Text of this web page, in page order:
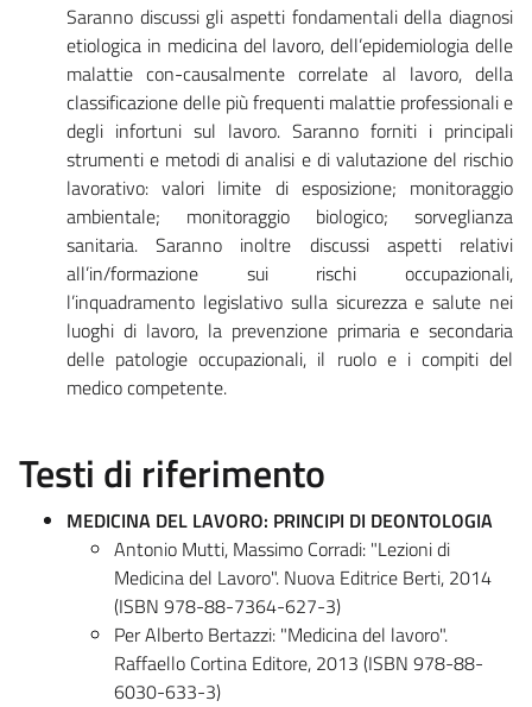
Saranno discussi gli aspetti fondamentali della diagnosi
etiologica in medicina del lavoro, dell’epidemiologia delle
malattie con-causalmente correlate al lavoro, della
classificazione delle più frequenti malattie professionali e
degli infortuni sul lavoro. Saranno forniti i principali
strumenti e metodi di analisi e di valutazione del rischio
lavorativo: valori limite di esposizione; monitoraggio
ambientale; monitoraggio biologico; sorveglianza
sanitaria. Saranno inoltre discussi aspetti relativi
all’in/formazione sui rischi occupazionali,
l’inquadramento legislativo sulla sicurezza e salute nei
luoghi di lavoro, la prevenzione primaria e secondaria
delle patologie occupazionali, il ruolo e i compiti del
medico competente.
Testi di riferimento
MEDICINA DEL LAVORO: PRINCIPI DI DEONTOLOGIA
Antonio Mutti, Massimo Corradi: "Lezioni di
Medicina del Lavoro". Nuova Editrice Berti, 2014
(ISBN 978-88-7364-627-3)
Per Alberto Bertazzi: "Medicina del lavoro".
Raffaello Cortina Editore, 2013 (ISBN 978-88-
6030-633-3)